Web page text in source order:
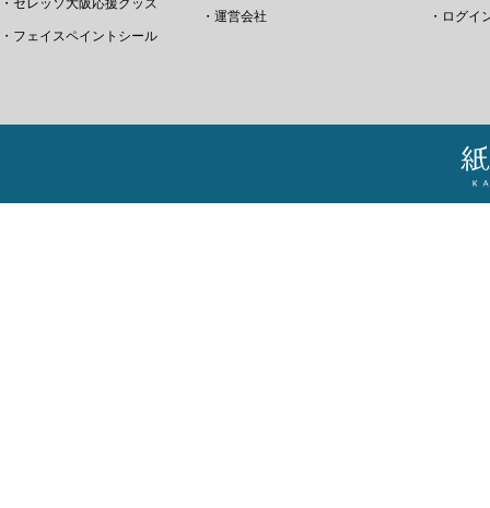
・セレッソ大阪応援グッズ
・フェイスペイントシール
・運営会社 ・ログイ